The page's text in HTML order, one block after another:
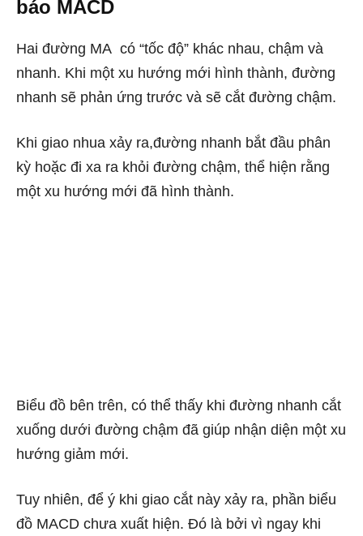
báo MACD
Hai đường MA có “tốc độ” khác nhau, chậm và
nhanh. Khi một xu hướng mới hình thành, đường
nhanh sẽ phản ứng trước và sẽ cắt đường chậm.
Khi giao nhua xảy ra,đường nhanh bắt đầu phân
kỳ hoặc đi xa ra khỏi đường chậm, thể hiện rằng
một xu hướng mới đã hình thành.
Biểu đồ bên trên, có thể thấy khi đường nhanh cắt
xuống dưới đường chậm đã giúp nhận diện một xu
hướng giảm mới.
Tuy nhiên, để ý khi giao cắt này xảy ra, phần biểu
đồ MACD chưa xuất hiện. Đó là bởi vì ngay khi